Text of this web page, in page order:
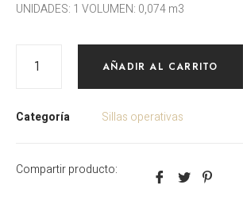
UNIDADES: 1 VOLUMEN: 0,074 m3
AÑADIR AL CARRITO
Categoría Sillas operativas
Compartir producto: